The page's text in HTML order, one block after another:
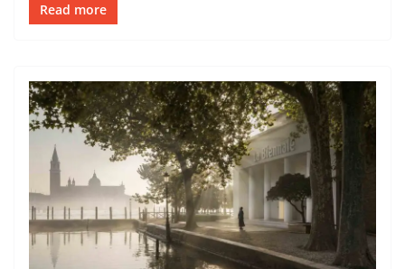
Read more